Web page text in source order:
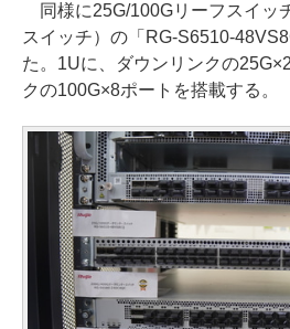
同様に25G/100Gリーフスイッ
スイッチ）の「RG-S6510-
た。1Uに、ダウンリンクの
クの100G×8ポートを搭載する。